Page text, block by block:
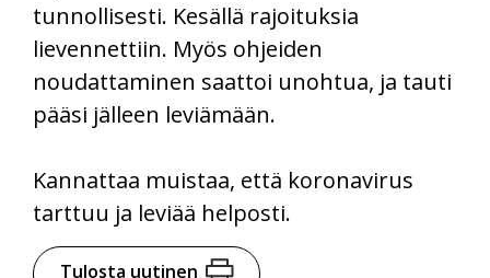
tunnollisesti. Kesällä rajoituksia
lievennettiin. Myös ohjeiden
noudattaminen saattoi unohtua, ja tauti
pääsi jälleen leviämään.
Kannattaa muistaa, että koronavirus
tarttuu ja leviää helposti.
Tulosta uutinen